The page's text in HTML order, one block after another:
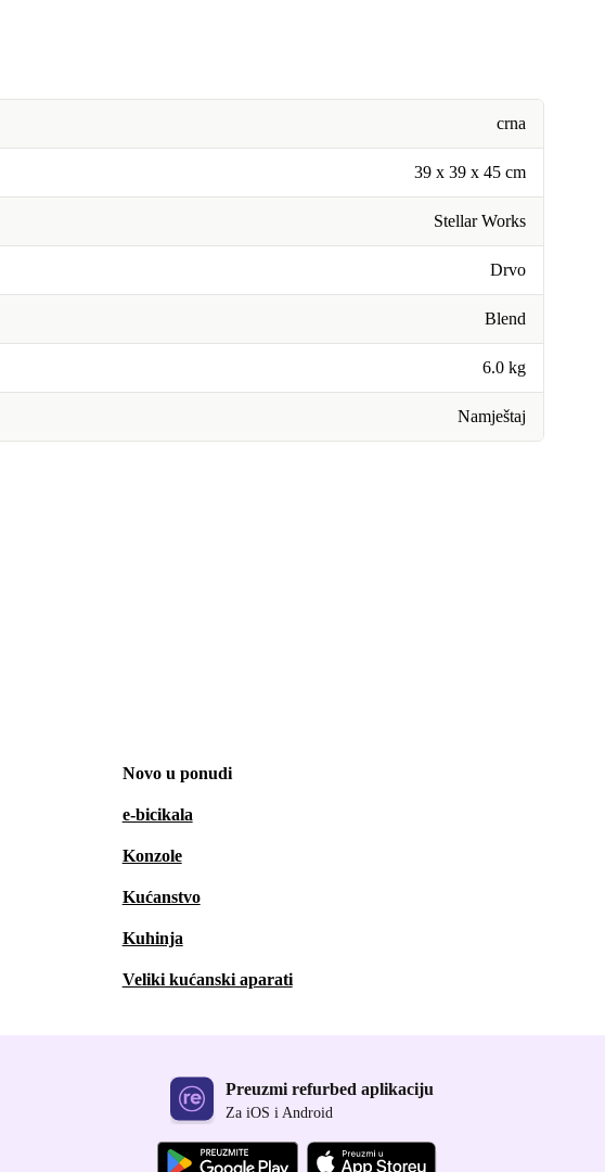
crna
39 x 39 x 45 cm
Stellar Works
Drvo
Blend
6.0 kg
Namještaj
Novo u ponudi
e-bicikala
Konzole
Kućanstvo
Kuhinja
Veliki kućanski aparati
Preuzmi refurbed aplikaciju
Za iOS i Android